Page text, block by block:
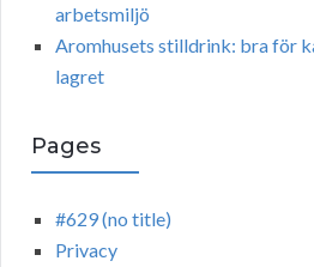
arbetsmiljö
Aromhusets stilldrink: bra för
lagret
Pages
#629 (no title)
Privacy